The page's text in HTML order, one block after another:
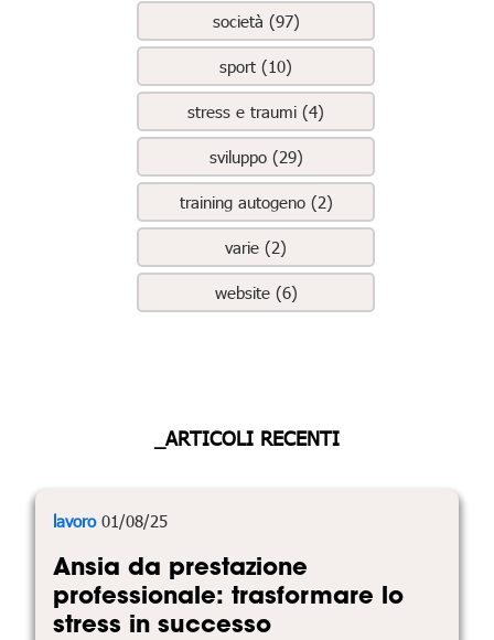
società (97)
sport (10)
stress e traumi (4)
sviluppo (29)
training autogeno (2)
varie (2)
website (6)
_ARTICOLI RECENTI
lavoro01/08/25
Ansia da prestazione
professionale: trasformare lo
stress in successo